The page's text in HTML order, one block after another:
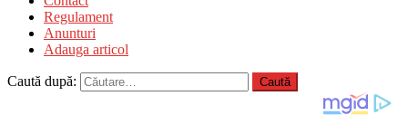
Regulament
Anunturi
Adauga articol
Caută după: